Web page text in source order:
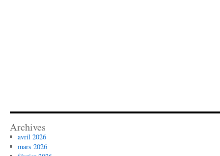
Archives
avril 2026
mars 2026